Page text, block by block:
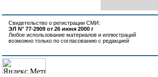
Свидетельство о регистрации СМИ:
ЭЛ N° 77-2909 от 26 июня 2000 г
Любое использование материалов и иллюстраций
возможно только по согласованию с редакцией